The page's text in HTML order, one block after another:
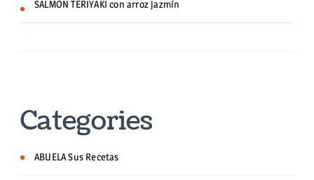
SALMON TERIYAKI con arroz jazmín
Categories
ABUELA Sus Recetas